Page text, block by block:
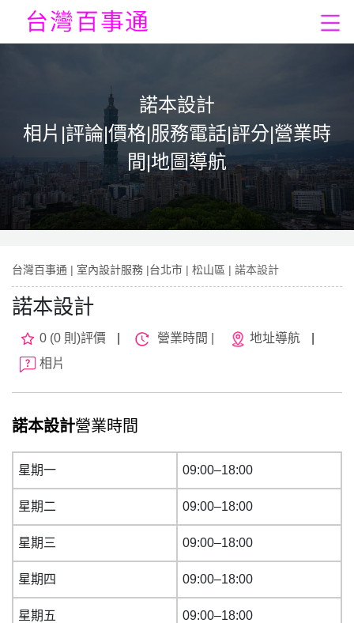
諾本設計
相片|評論|價格|服務電話|評分|營業時
間|地圖導航
台灣百事通 | 室內設計服務 |台北市 | 松山區 | 諾本設計
諾本設計
0 (0 則)評價 營業時間 | 地址導航
相片
諾本設計營業時間
星期一 09:00–18:00
星期二 09:00–18:00
星期三 09:00–18:00
星期四 09:00–18:00
星期五 09:00–18:00